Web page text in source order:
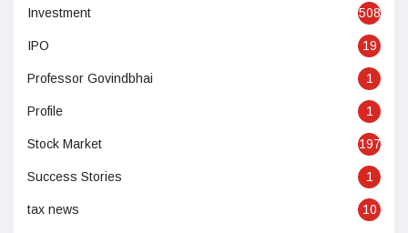
Investment 508
IPO 19
Professor Govindbhai 1
Profile 1
Stock Market 197
Success Stories 1
tax news 10